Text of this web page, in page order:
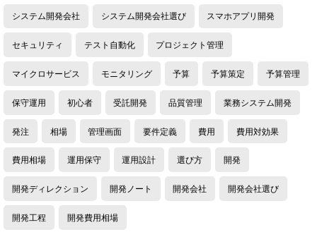
システム開発会社 システム開発会社選び スマホアプリ開発
セキュリティ テスト自動化 プロジェクト管理
マイクロサービス モニタリング 予算 予算策定 予算管理
保守運用 初心者 受託開発 品質管理 業務システム開発
発注 相場 管理画面 要件定義 費用 費用対効果
費用相場 運用保守 運用設計 選び方 開発
開発ディレクション 開発ノート 開発会社 開発会社選び
開発工程 開発費用相場